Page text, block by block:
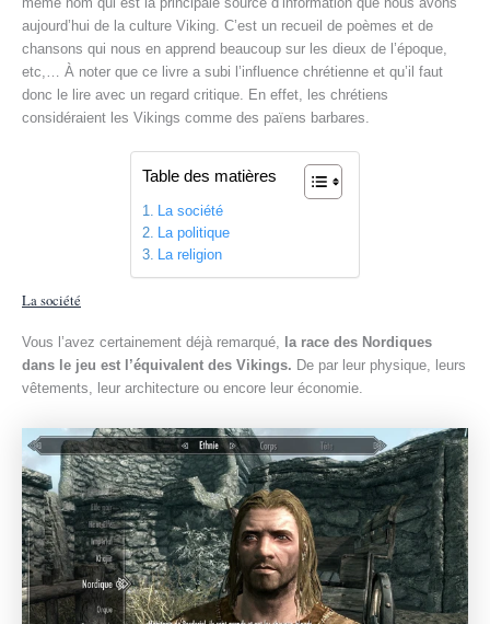
aujourd’hui de la culture Viking. C’est un recueil de poèmes et de
chansons qui nous en apprend beaucoup sur les dieux de l’époque,
etc,… À noter que ce livre a subi l’influence chrétienne et qu’il faut
donc le lire avec un regard critique. En effet, les chrétiens
considéraient les Vikings comme des païens barbares.
Table des matières
La société
La politique
La religion
La société
Vous l’avez certainement déjà remarqué, la race des Nordiques
dans le jeu est l’équivalent des Vikings. De par leur physique, leurs
vêtements, leur architecture ou encore leur économie.